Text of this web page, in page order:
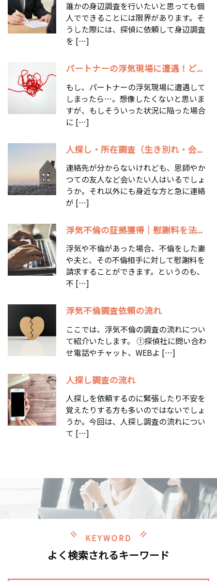
誰かの身辺調査を行いたいと思っても個
人でできることには限界があります。そ
うした際には、探偵に依頼して身辺調査
を […]
パートナーの浮気現場に遭遇！ど...
もし、パートナーの浮気現場に遭遇して
しまったら…。想像したくないと思いま
すが、もしそういった状況に陥った場合
に […]
人探し・所在調査（生き別れ・会...
連絡先が分からないけれども、恩師やか
つての友人など会いたい人はいるでしょ
うか。それ以外にも身近な方と急に連絡
が […]
浮気不倫の証拠獲得｜慰謝料を法...
浮気や不倫があった場合、不倫をした妻
や夫と、その不倫相手に対して慰謝料を
請求することができます。というのも、
不 […]
浮気不倫調査依頼の流れ
ここでは、浮気不倫の調査の流れについ
て紹介いたします。 ①探偵社に問い合わ
せ電話やチャット、WEBよ […]
人探し調査の流れ
人探しを依頼するのに緊張したり不安を
覚えたりする方も多いのではないでしょ
うか。今回は、人探し調査の流れについ
て […]
KEYWORD
よく検索されるキーワード